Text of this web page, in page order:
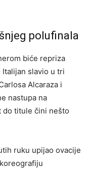
polufinala
biće repriza
slavio u tri
Alcaraza i
nastupa na
do titule čini nešto
ruku upijao ovacije